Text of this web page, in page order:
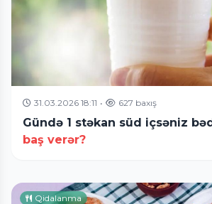
31.03.2026 18:11 • 627 baxış
Gündə 1 stəkan süd içsəniz
baş verər?
Qidalanma